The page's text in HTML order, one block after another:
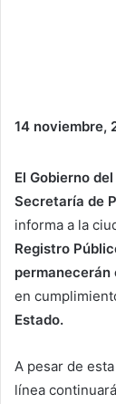
14 noviembre,
El Gobierno
Secretaría de
informa a la
Registro
permanecerán
en
Estado.
A pesar de
línea